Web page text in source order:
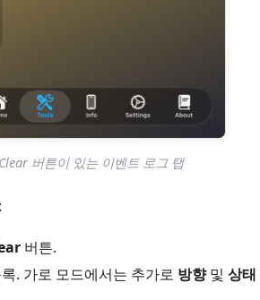
Clear 버튼이 있는 이벤트 로그 탭
버튼.
. 가로 모드에서는 추가로 방향및 상태